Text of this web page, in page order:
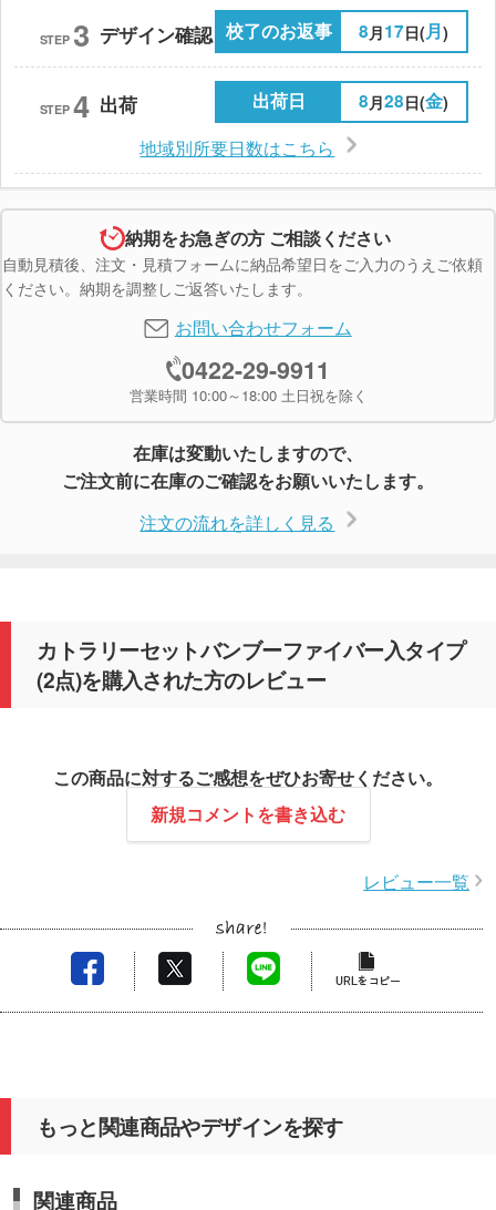
STEP 3 デザイン確認 校了のお返事 8 月17日(月)
STEP 4 出荷 出荷日 8 月28日(金)
地域別所要日数はこちら
納期をお急ぎの方 ご相談ください
自動見積後、注文・見積フォームに納品希望日をご入力のうえご依頼
ください。納期を調整しご返答いたします。
お問い合わせフォーム
0422-29-9911
営業時間 10:00～18:00 土日祝を除く
在庫は変動いたしますので、
ご注文前に在庫のご確認をお願いいたします。
注文の流れを詳しく見る
カトラリーセットバンブーファイバー入タイプ
(2点)を購入された方のレビュー
この商品に対するご感想をぜひお寄せください。
新規コメントを書き込む
レビュー一覧
もっと関連商品やデザインを探す
関連商品